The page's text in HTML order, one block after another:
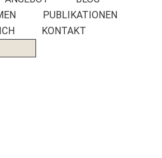
PUBLIKATIONEN
KONTAKT